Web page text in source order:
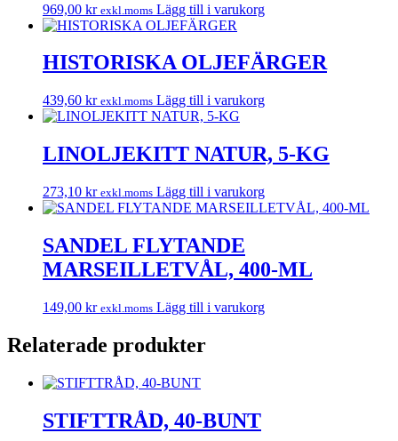
969,00 kr exkl.moms Lägg till i varukorg
HISTORISKA OLJEFÄRGER
439,60 kr exkl.moms Lägg till i varukorg
LINOLJEKITT NATUR, 5-KG
273,10 kr exkl.moms Lägg till i varukorg
SANDEL FLYTANDE
MARSEILLETVÅL, 400-ML
149,00 kr exkl.moms Lägg till i varukorg
Relaterade produkter
STIFTTRÅD, 40-BUNT